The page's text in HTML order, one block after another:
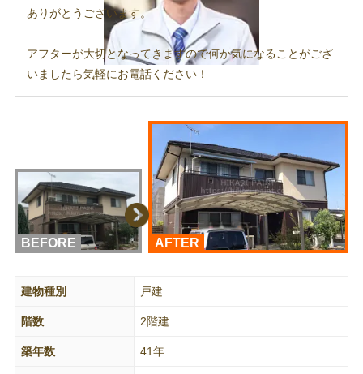
ありがとうございます。
アフターが大切となってきますので何か気になることがござ
いましたら気軽にお電話ください！
BEFORE AFTER
建物種別 戸建
階数 2階建
築年数 41年